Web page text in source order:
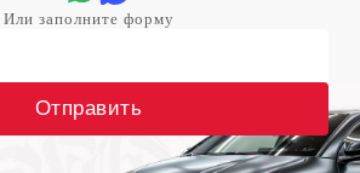
Отправить